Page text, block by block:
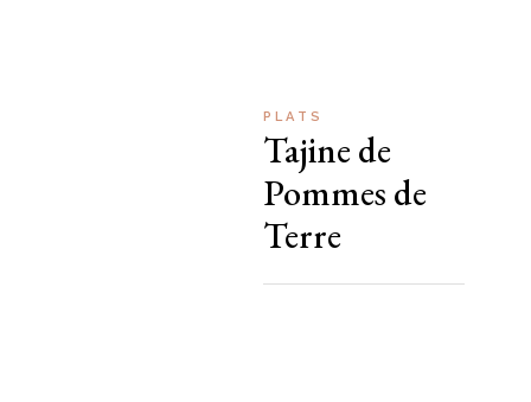
PLATS
Tajine de
Pommes de
Terre